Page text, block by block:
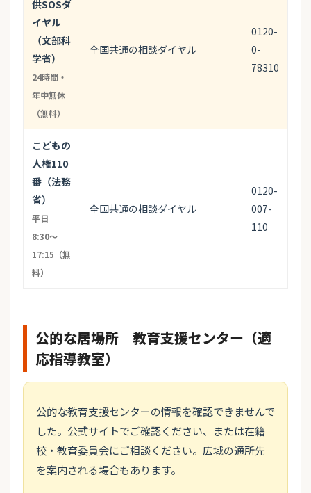
供SOSダ
イヤル
（文部科
学省）
24時間・
年中無休
（無料）
全国共通の相談ダイヤル
0120-
0-
78310
こどもの
人権110
番（法務
省）
平日
8:30〜
17:15（無
料）
全国共通の相談ダイヤル
0120-
007-
110
公的な居場所｜教育支援センター（適
応指導教室）
公的な教育支援センターの情報を確認できませんで
した。公式サイトでご確認ください、または在籍
校・教育委員会にご相談ください。広域の通所先
を案内される場合もあります。